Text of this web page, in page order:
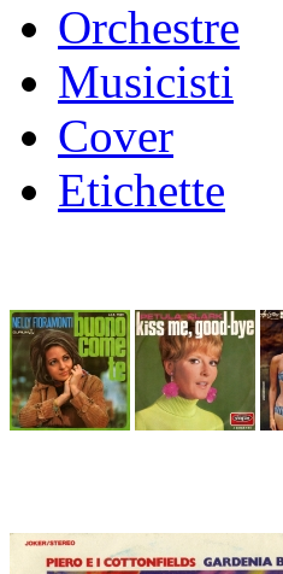
Orchestre
Musicisti
Cover
Etichette